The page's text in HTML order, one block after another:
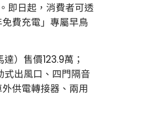
即日起，消費者可透
費充電」專屬早鳥
）售價123.9萬；
式出風口、四門隔音
供電轉接器、兩用